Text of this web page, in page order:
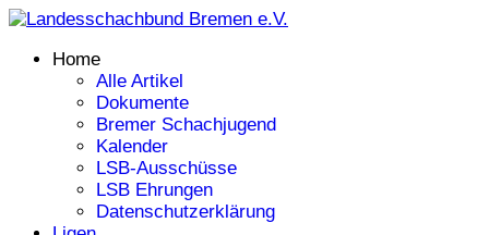
Home
Alle Artikel
Dokumente
Bremer Schachjugend
Kalender
LSB-Ausschüsse
LSB Ehrungen
Datenschutzerklärung